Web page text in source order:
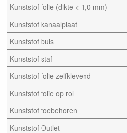
Kunststof folie (dikte < 1,0 mm)
Kunststof kanaalplaat
Kunststof buis
Kunststof staf
Kunststof folie zelfklevend
Kunststof folie op rol
Kunststof toebehoren
Kunststof Outlet